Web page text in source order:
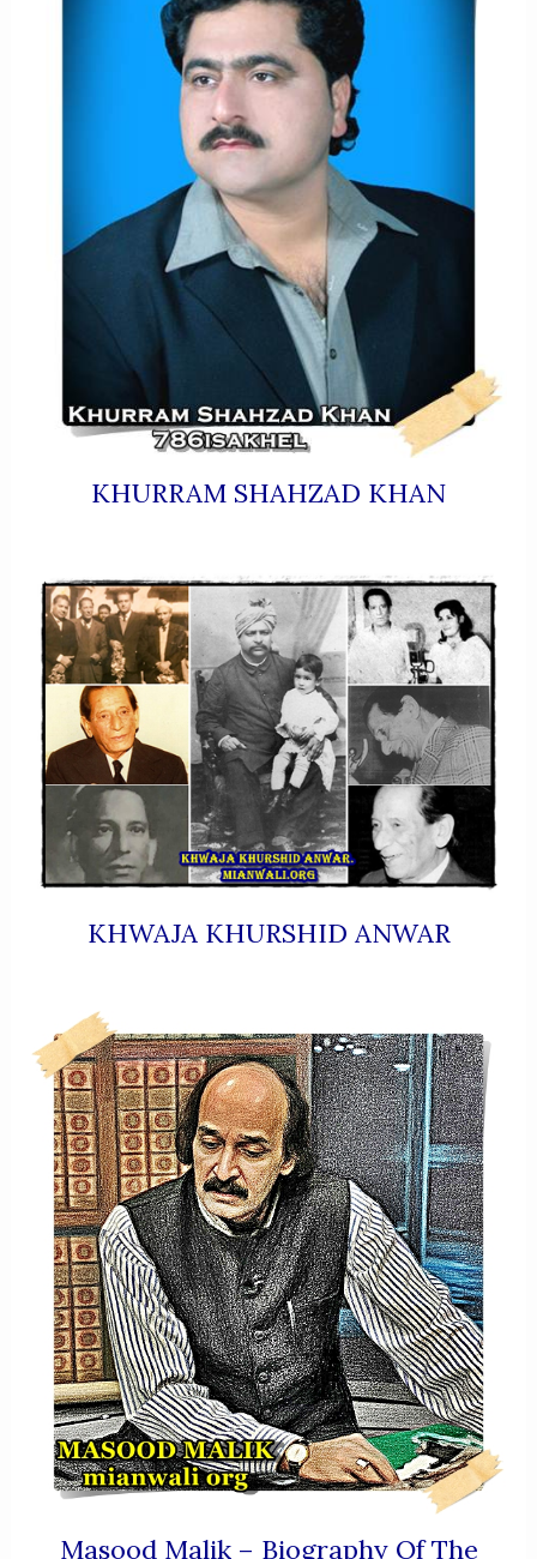
KHURRAM SHAHZAD KHAN
KHWAJA KHURSHID ANWAR
Masood Malik – Biography Of The